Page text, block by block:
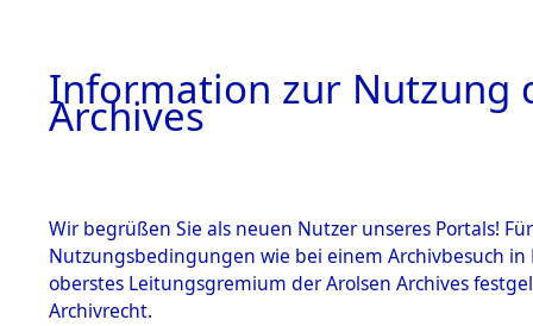
Information zur Nutzung
Archives
Wir begrüßen Sie als neuen Nutzer unseres Portals!
Nutzungsbedingungen wie bei einem Archivbesuch
oberstes Leitungsgremium der Arolsen Archives
Archivrecht.